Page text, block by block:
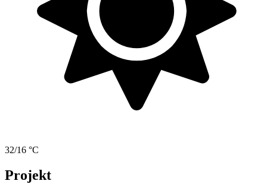
32/16 °C
Projekt